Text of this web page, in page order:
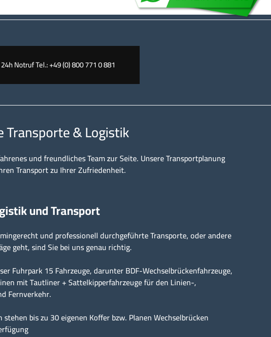
24h Notruf Tel.: +49 (0) 800 771 0 881
& Logistik
und freundliches Team zur Seite. Unsere Transportplanung
Transport zu Ihrer Zufriedenheit.
und Transport
und professionell durchgeführte Transporte, oder andere
geht, sind Sie bei uns genau richtig.
Fuhrpark 15 Fahrzeuge, darunter BDF-Wechselbrückenfahrzeuge,
mit Tautliner + Sattelkipperfahrzeuge für den Linien-,
Fernverkehr.
stehen bis zu 30 eigenen Koffer bzw. Planen Wechselbrücken